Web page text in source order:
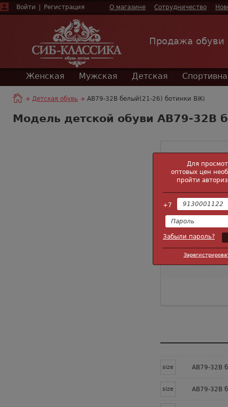
Войти Регистрация О магазине Сотрудничество
Продажа
Женская Мужская Детская
Детская обувь AB79-32B белый(21-26) ботинки BiKi
Модель детской обуви AB79-32B
size AB79-32B
size AB79-32B
Для
оптовых цен
пройти
+7
Забыли пароль?